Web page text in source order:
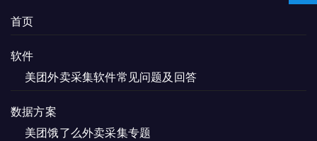
首页
软件
美团外卖采集软件常见问题及回答
数据方案
美团饿了么外卖采集专题